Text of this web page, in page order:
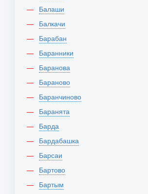
Балаши
Балкачи
Барабан
Баранники
Баранова
Бараново
Баранчиново
Баранята
Барда
Бардабашка
Барсаи
Бартово
Бартым